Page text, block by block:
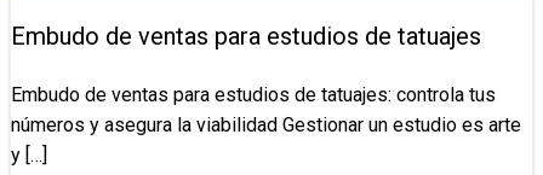
Embudo de ventas para estudios de tatuajes
Embudo de ventas para estudios de tatuajes: controla tus
números y asegura la viabilidad Gestionar un estudio es arte
y […]